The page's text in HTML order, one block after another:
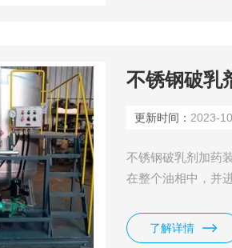
更新时间： 2023-
不锈钢破乳剂加药
在整个油相中，并
的移动是纯粹的分
再分配以后，再扩
了解详情